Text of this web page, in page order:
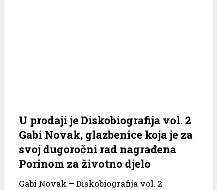
U prodaji je Diskobiografija vol. 2
Gabi Novak, glazbenice koja je za
svoj dugoročni rad nagrađena
Porinom za životno djelo
Gabi Novak – Diskobiografija vol. 2